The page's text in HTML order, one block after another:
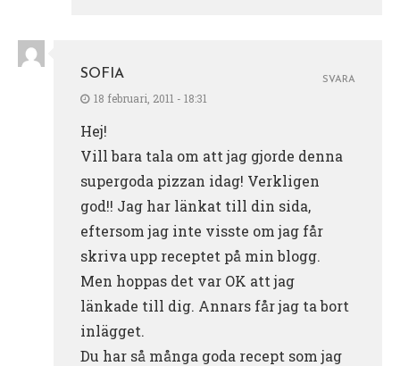
SOFIA
18 februari, 2011 - 18:31
Hej!
Vill bara tala om att jag gjorde denna
supergoda pizzan idag! Verkligen
god!! Jag har länkat till din sida,
eftersom jag inte visste om jag får
skriva upp receptet på min blogg.
Men hoppas det var OK att jag
länkade till dig. Annars får jag ta bort
inlägget.
Du har så många goda recept som jag
SVARA